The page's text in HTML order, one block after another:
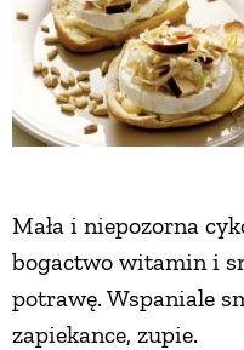
Mała i niepozorna
bogactwo witamin i
potrawę. Wspaniale
zapiekance, zupie.